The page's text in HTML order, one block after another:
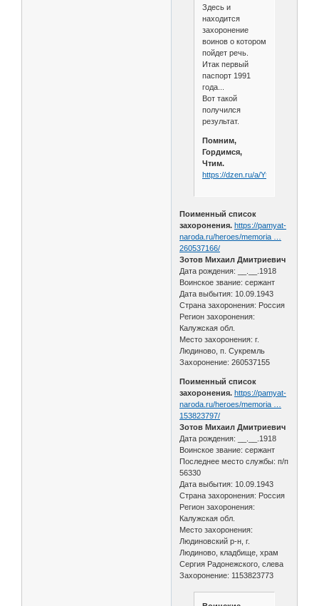
Здесь и
находится
захоронение
воинов о котором
пойдет речь.
Итак первый
паспорт 1991
года...
Вот такой
получился
результат.
Помним,
Гордимся,
Чтим.
https://dzen.ru/a/
Поименный список
захоронения. https://pamyat-
naroda.ru/heroes/memoria …
260537166/
Зотов Михаил Дмитриевич
Дата рождения: __.__.1918
Воинское звание: сержант
Дата выбытия: 10.09.1943
Страна захоронения: Россия
Регион захоронения:
Калужская обл.
Место захоронения: г.
Людиново, п. Сукремль
Захоронение: 260537155
Поименный список
захоронения. https://pamyat-
naroda.ru/heroes/memoria …
153823797/
Зотов Михаил Дмитриевич
Дата рождения: __.__.1918
Воинское звание: сержант
Последнее место службы: п/п
56330
Дата выбытия: 10.09.1943
Страна захоронения: Россия
Регион захоронения:
Калужская обл.
Место захоронения:
Людиновский р-н, г.
Людиново, кладбище, храм
Сергия Радонежского, слева
Захоронение: 1153823773